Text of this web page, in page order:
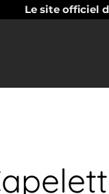
Le site officiel